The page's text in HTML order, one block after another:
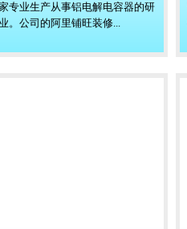
专业生产从事铝电解电容器的研
。公司的阿里铺旺装修...